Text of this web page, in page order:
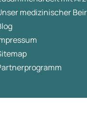
medizinischer